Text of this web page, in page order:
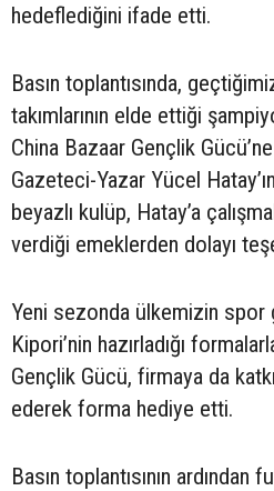
hedeflediğini ifade etti.
Basın toplantısında,
takımlarının elde ettiği
China Bazaar Gençlik
Gazeteci-Yazar Yücel
beyazlı kulüp, Hatay’a
verdiği emeklerden dolayı
Yeni sezonda ülkemizin spor
Kipori’nin hazırladığı
Gençlik Gücü, firmaya da
ederek forma hediye etti.
Basın toplantısının ardından